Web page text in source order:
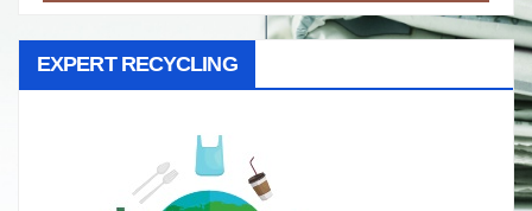
EXPERT RECYCLING